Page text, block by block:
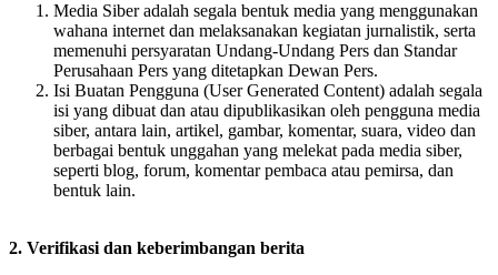
Media Siber adalah segala bentuk media yang menggunakan
wahana internet dan melaksanakan kegiatan jurnalistik, serta
memenuhi persyaratan Undang-Undang Pers dan Standar
Perusahaan Pers yang ditetapkan Dewan Pers.
Isi Buatan Pengguna (User Generated Content) adalah segala
isi yang dibuat dan atau dipublikasikan oleh pengguna media
siber, antara lain, artikel, gambar, komentar, suara, video dan
berbagai bentuk unggahan yang melekat pada media siber,
seperti blog, forum, komentar pembaca atau pemirsa, dan
bentuk lain.
2. Verifikasi dan keberimbangan berita